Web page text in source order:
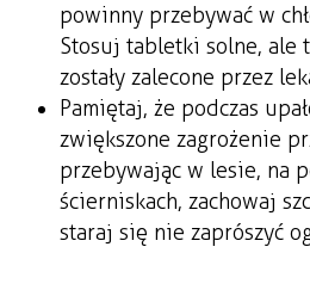
powinny przebywać w
Stosuj tabletki solne, ale
zostały zalecone przez
Pamiętaj, że podczas
zwiększone zagrożenie
przebywając w lesie, na
ścierniskach, zachowaj
staraj się nie zaprószyć